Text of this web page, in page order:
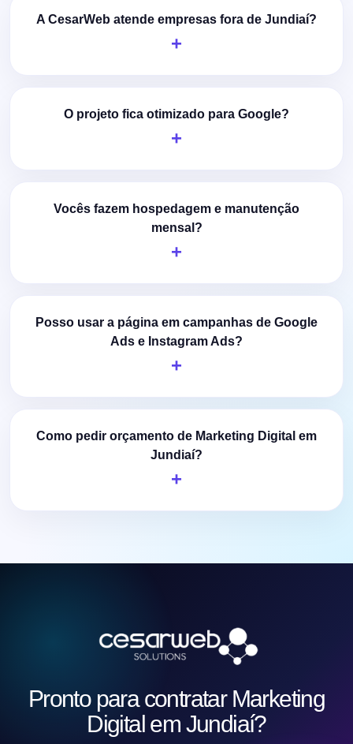
A CesarWeb atende empresas fora de Jundiaí?
O projeto fica otimizado para Google?
Vocês fazem hospedagem e manutenção
mensal?
Posso usar a página em campanhas de Google
Ads e Instagram Ads?
Como pedir orçamento de Marketing Digital em
Jundiaí?
Pronto para contratar Marketing
Digital em Jundiaí?